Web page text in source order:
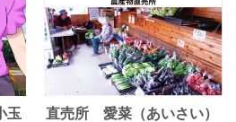
玉
直売所 愛菜（あいさい）